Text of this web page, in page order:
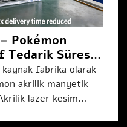
Pokémon
Tedarik Süresi
günden 10
fabrika olarak
akrilik manyetik
lazer kesim